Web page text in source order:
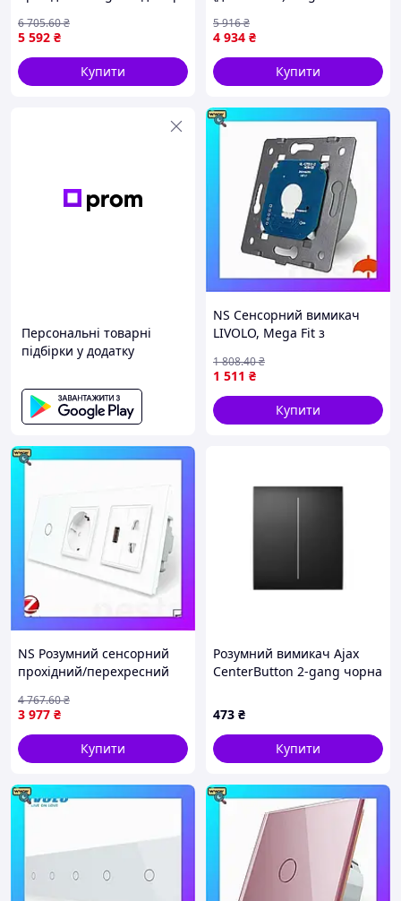
230В із заземленням,
шторки, сіри Nes22/Q
5 592 ₴
6 705.60₴
Купити
LIVOLO білий скло Nes22/Q
4 934 ₴
5 916₴
Купити
Персональні товарні
підбірки у додатку
NS Сенсорний вимикач
LIVOLO, Mega Fit з
230В, без нейтралі (VL-
C701IP) Nes22/Q
1 511 ₴
1 808.40₴
Купити
NS Розумний сенсорний
прохідний/перехресний
1 розетка 1 USB 1 розетка
універ Nes22/Q
3 977 ₴
4 767.60₴
Купити
Розумний вимикач Ajax
CenterButton 2-gang чорна
473 ₴
Купити